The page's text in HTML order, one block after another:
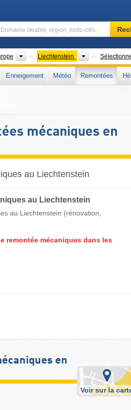
mots-
clés…
Continents
Liechtenstein Pays
Enneigement Météo Remontées
mécaniques en
au Liechtenstein
au Liechtenstein
au Liechtenstein (rénovation,
remontée mécaniques dans les
en
Voir sur la